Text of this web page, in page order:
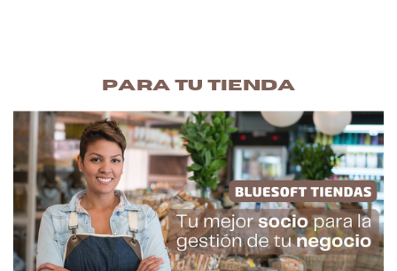
Para tu TIENDA